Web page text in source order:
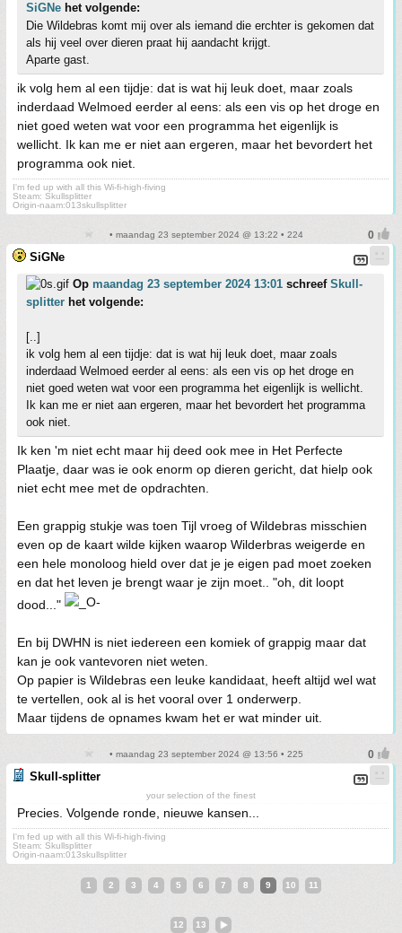
SiGNe het volgende:
Die Wildebras komt mij over als iemand die erchter is gekomen dat
als hij veel over dieren praat hij aandacht krijgt.
Aparte gast.
ik volg hem al een tijdje: dat is wat hij leuk doet, maar zoals
inderdaad Welmoed eerder al eens: als een vis op het droge en
niet goed weten wat voor een programma het eigenlijk is
wellicht. Ik kan me er niet aan ergeren, maar het bevordert het
programma ook niet.
I'm fed up with all this Wi-fi-high-fiving
Steam: Skullsplitter
Origin-naam:013skullsplitter
• maandag 23 september 2024 @ 13:22 • 224
SiGNe
Op maandag 23 september 2024 13:01 schreef Skull-
splitter het volgende:
[..]
ik volg hem al een tijdje: dat is wat hij leuk doet, maar zoals
inderdaad Welmoed eerder al eens: als een vis op het droge en
niet goed weten wat voor een programma het eigenlijk is wellicht.
Ik kan me er niet aan ergeren, maar het bevordert het programma
ook niet.
Ik ken 'm niet echt maar hij deed ook mee in Het Perfecte
Plaatje, daar was ie ook enorm op dieren gericht, dat hielp ook
niet echt mee met de opdrachten.
Een grappig stukje was toen Tijl vroeg of Wildebras misschien
even op de kaart wilde kijken waarop Wilderbras weigerde en
een hele monoloog hield over dat je je eigen pad moet zoeken
en dat het leven je brengt waar je zijn moet.. "oh, dit loopt
dood..."
En bij DWHN is niet iedereen een komiek of grappig maar dat
kan je ook vantevoren niet weten.
Op papier is Wildebras een leuke kandidaat, heeft altijd wel wat
te vertellen, ook al is het vooral over 1 onderwerp.
Maar tijdens de opnames kwam het er wat minder uit.
• maandag 23 september 2024 @ 13:56 • 225
Skull-splitter
your selection of the finest
Precies. Volgende ronde, nieuwe kansen...
I'm fed up with all this Wi-fi-high-fiving
Steam: Skullsplitter
Origin-naam:013skullsplitter
1 2 3 4 5 6 7 8 9 10 11
12 13